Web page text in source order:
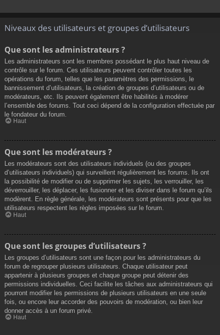
Niveaux des utilisateurs et groupes d’utilisateurs
Que sont les administrateurs ?
Les administrateurs sont les membres possédant le plus haut niveau de
contrôle sur le forum. Ces utilisateurs peuvent contrôler toutes les
opérations du forum, telles que les paramètres des permissions, le
bannissement d’utilisateurs, la création de groupes d’utilisateurs ou de
modérateurs, etc. Ils peuvent également être habilités à modérer
l’ensemble des forums. Tout ceci dépend de la configuration effectuée par
le fondateur du forum.
Haut
Que sont les modérateurs ?
Les modérateurs sont des utilisateurs individuels (ou des groupes
d’utilisateurs individuels) qui surveillent régulièrement les forums. Ils ont
la possibilité de modifier ou de supprimer les sujets, les verrouiller, les
déverrouiller, les déplacer, les fusionner et les diviser dans le forum qu’ils
modèrent. En règle générale, les modérateurs sont présents pour que les
utilisateurs respectent les règles imposées sur le forum.
Haut
Que sont les groupes d’utilisateurs ?
Les groupes d’utilisateurs sont une façon pour les administrateurs du
forum de regrouper plusieurs utilisateurs. Chaque utilisateur peut
appartenir à plusieurs groupes et chaque groupe peut détenir des
permissions individuelles. Ceci facilite les tâches aux administrateurs qui
pourront modifier les permissions de plusieurs utilisateurs en une seule
fois, ou encore leur accorder des pouvoirs de modération, ou bien leur
donner accès à un forum privé.
Haut